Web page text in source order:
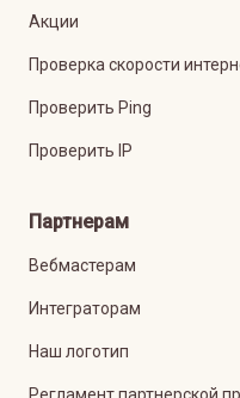
Акции
Проверка скорости
Проверить Ping
Проверить IP
Партнерам
Вебмастерам
Интеграторам
Наш логотип